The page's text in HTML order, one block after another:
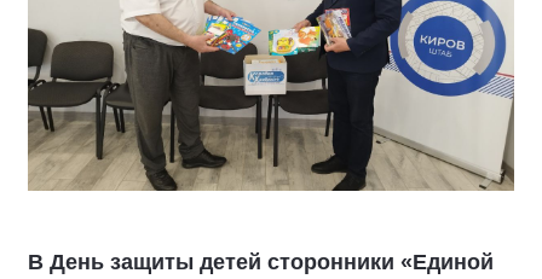
В День защиты детей сторонники «Единой